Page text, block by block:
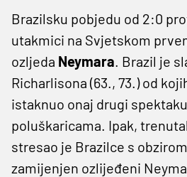
Brazilsku pobjedu od 2:0
utakmici na Svjetskom
ozljeda Neymara. Brazil je
Richarlisona (63., 73.) od
istaknuo onaj drugi
poluškaricama. Ipak,
stresao je Brazilce s
zamijenjen ozlijeđeni